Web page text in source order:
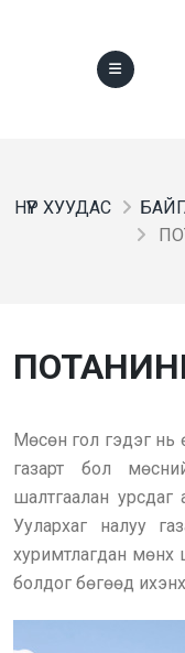
НҮҮР ХУУДАС
Мөсөн гол гэдэг нь
газарт бол
шалтгаалан
Уулархаг налуу
хуримтлагдан мөнх
болдог бөгөөд